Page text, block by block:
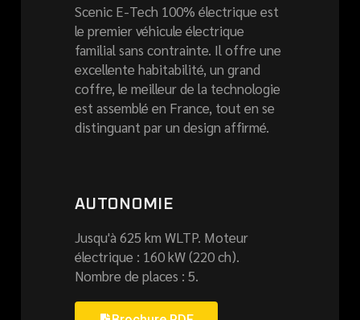
Scenic E-Tech 100% électrique est
le premier véhicule électrique
familial sans contrainte. Il offre une
excellente habitabilité, un grand
coffre, le meilleur de la technologie
est assemblé en France, tout en se
distinguant par un design affirmé.
AUTONOMIE
Jusqu'à 625 km WLTP. Moteur
électrique : 160 kW (220 ch).
Nombre de places : 5.